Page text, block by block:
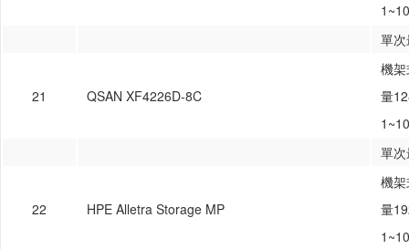
單
21 QSAN XF4226D-8C
機
量
單
22 HPE Alletra Storage MP
機
量